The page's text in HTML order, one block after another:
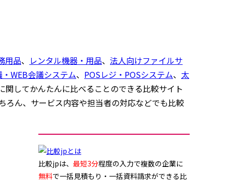
用品、 レンタル機器・用品、 法人向けファイルサ
WEB会議システム、 POSレジ・POSシステム、 太
してかんたんに比べることのできる比較サイト
ろん、サービス内容や担当者の対応などでも比較
比較jpは、 最短3分程度の入力で複数の企業に
無料で一括見積もり・一括資料請求ができる比